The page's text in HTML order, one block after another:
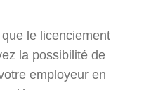
le licenciement
la possibilité de
employeur en